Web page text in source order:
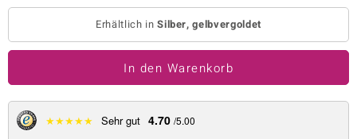
Collection
Erhältlich inSilber, gelbvergoldet
In den Warenkorb
★★★★★ Sehr gut 4.70 /5.00